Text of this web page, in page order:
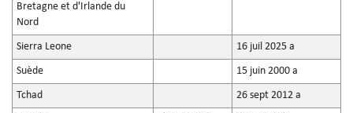
Bretagne et d'Irlande du
Nord
Sierra Leone 16 juil 2025 a
Suède 15 juin 2000 a
Tchad 26 sept 2012 a